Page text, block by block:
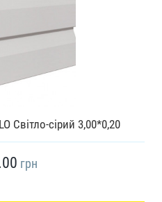
Світло-сірий 3,00*0,20
грн